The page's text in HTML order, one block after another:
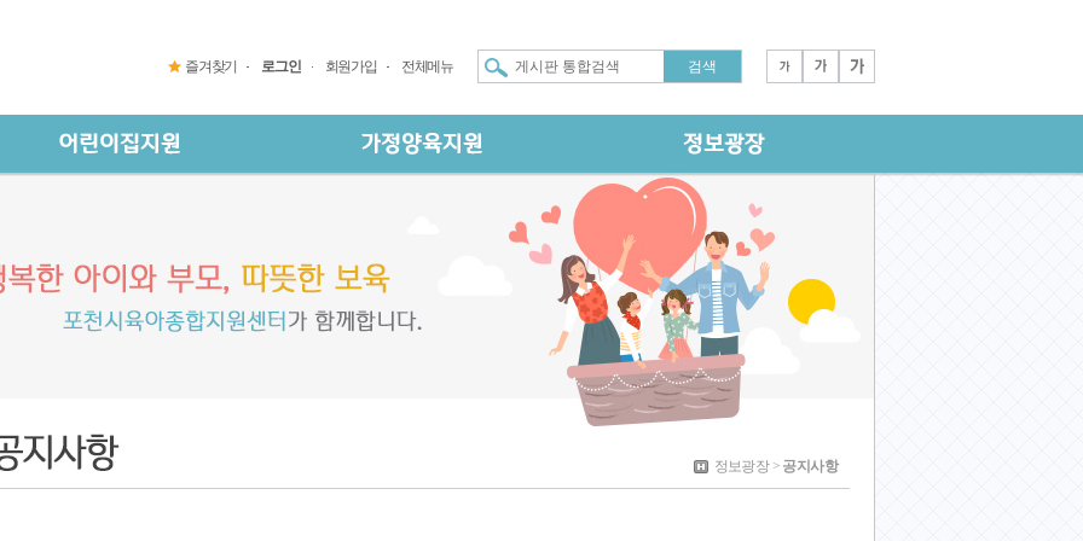
즐겨찾기 로그인 회원가입 전체메뉴
정보광장 > 공지사항